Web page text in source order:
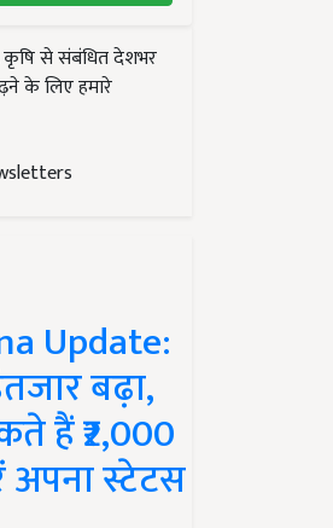
कृषि से संबंधित देशभर
के लिए हमारे
Update:
बढ़ा,
हैं ₹2,000
स्टेटस